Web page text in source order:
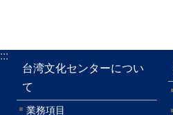
:::
台湾文化センターについ
て
業務項目